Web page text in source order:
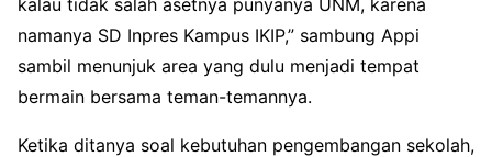
namanya SD Inpres Kampus IKIP,” sambung Appi
sambil menunjuk area yang dulu menjadi tempat
bermain bersama teman-temannya.
Ketika ditanya soal kebutuhan pengembangan sekolah,